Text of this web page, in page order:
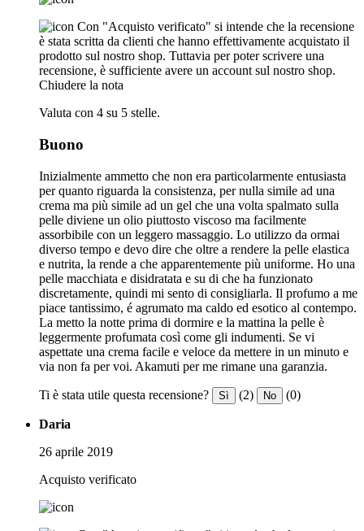
Con "Acquisto verificato" si intende che la recensione
è stata scritta da clienti che hanno effettivamente acquistato il
prodotto sul nostro shop. Tuttavia per poter scrivere una
recensione, è sufficiente avere un account sul nostro shop.
Chiudere la nota
Valuta con 4 su 5 stelle.
Buono
Inizialmente ammetto che non era particolarmente entusiasta
per quanto riguarda la consistenza, per nulla simile ad una
crema ma più simile ad un gel che una volta spalmato sulla
pelle diviene un olio piuttosto viscoso ma facilmente
assorbibile con un leggero massaggio. Lo utilizzo da ormai
diverso tempo e devo dire che oltre a rendere la pelle elastica
e nutrita, la rende a che apparentemente più uniforme. Ho una
pelle macchiata e disidratata e su di che ha funzionato
discretamente, quindi mi sento di consigliarla. Il profumo a me
piace tantissimo, é agrumato ma caldo ed esotico al contempo.
La metto la notte prima di dormire e la mattina la pelle è
leggermente profumata così come gli indumenti. Se vi
aspettate una crema facile e veloce da mettere in un minuto e
via non fa per voi. Akamuti per me rimane una garanzia.
Ti è stata utile questa recensione? Sì (2) No (0)
Daria
26 aprile 2019
Acquisto verificato